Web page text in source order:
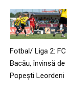
Fotbal/ Liga 2: FC
Bacău, învinsă de
Popești Leordeni